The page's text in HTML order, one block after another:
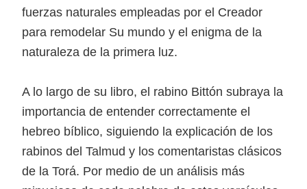
fuerzas naturales empleadas por el Creador
para remodelar Su mundo y el enigma de la
naturaleza de la primera luz.
A lo largo de su libro, el rabino Bittón subraya la
importancia de entender correctamente el
hebreo bíblico, siguiendo la explicación de los
rabinos del Talmud y los comentaristas clásicos
de la Torá. Por medio de un análisis más